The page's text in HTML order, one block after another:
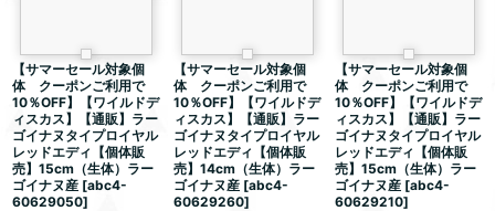
【サマーセール対象個
体 クーポンご利用で
10％OFF】【ワイルドデ
ィスカス】【通販】ラー
ゴイナヌタイプロイヤル
レッドエディ【個体販
売】15cm（生体）ラー
ゴイナヌ産 [abc4-
60629050]
【サマーセール対象個
体 クーポンご利用で
10％OFF】【ワイルドデ
ィスカス】【通販】ラー
ゴイナヌタイプロイヤル
レッドエディ【個体販
売】14cm（生体）ラー
ゴイナヌ産 [abc4-
60629260]
【サマーセール対象個
体 クーポンご利用で
10％OFF】【ワイルドデ
ィスカス】【通販】ラー
ゴイナヌタイプロイヤル
レッドエディ【個体販
売】15cm（生体）ラー
ゴイナヌ産 [abc4-
60629210]